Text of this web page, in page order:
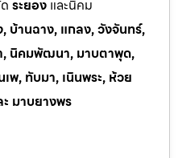
ระยอง และนิคม
, บ้านฉาง, แกลง, วังจันทร์,
, นิคมพัฒนา, มาบตาพุด,
พ, ทับมา, เนินพระ, ห้วย
ะ มาบยางพร